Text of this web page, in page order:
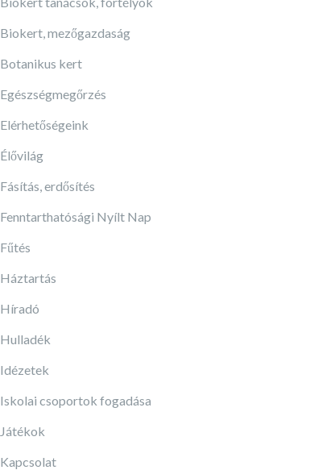
Biokert, mezőgazdaság
Botanikus kert
Egészségmegőrzés
Elérhetőségeink
Élővilág
Fásítás, erdősítés
Fenntarthatósági Nyílt Nap
Fűtés
Háztartás
Híradó
Hulladék
Idézetek
Iskolai csoportok fogadása
Játékok
Kapcsolat